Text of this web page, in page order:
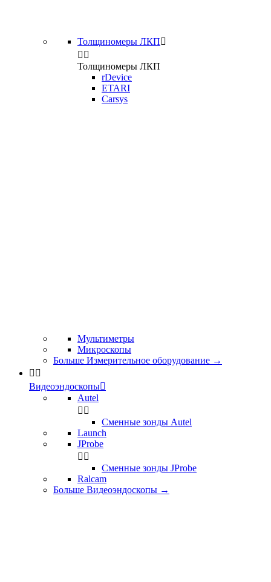
Толщиномеры ЛКП
 
Толщиномеры ЛКП
rDevice
ETARI
Carsys
Мультиметры
Микроскопы
Больше Измерительное оборудование →
 
Видеоэндоскопы
Autel
 
Сменные зонды Autel
Launch
JProbe
 
Сменные зонды JProbe
Ralcam
Больше Видеоэндоскопы →